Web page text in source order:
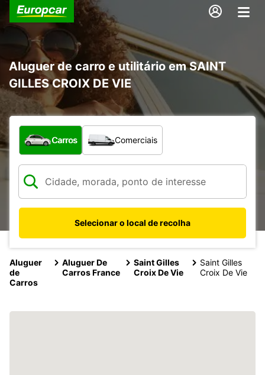
Aluguer de carro e utilitário em SAINT
GILLES CROIX DE VIE
Que tipo de veículo pretende?
Carros Comerciais
Selecionar o local de recolha
Aluguer
de
Carros
Aluguer De
Carros France
Saint Gilles
Croix De Vie
Saint Gilles
Croix De Vie